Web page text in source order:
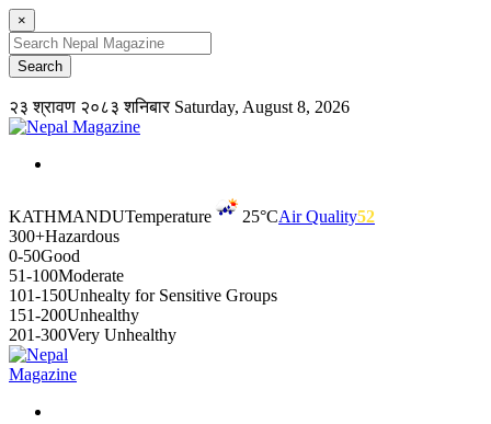
×
२३ श्रावण २०८३ शनिबारSaturday, August 8, 2026
KATHMANDUTemperature 25°CAir Quality52
300+Hazardous
0-50Good
51-100Moderate
101-150Unhealty for Sensitive Groups
151-200Unhealthy
201-300Very Unhealthy